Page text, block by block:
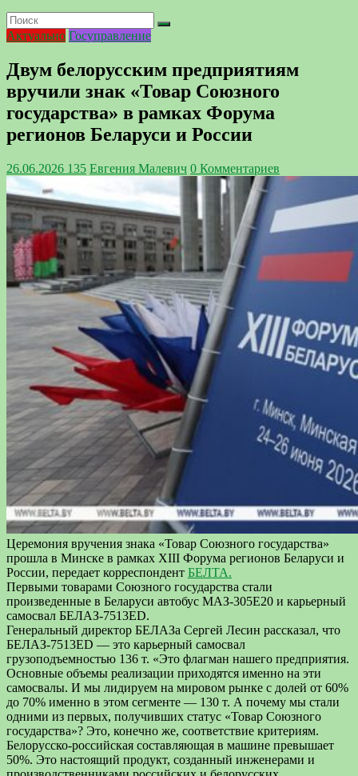
Актуально Госуправление
Двум белорусским предприятиям
вручили знак «Товар Союзного
государства» в рамках Форума
регионов Беларуси и России
26.06.2026 135 Евгения Малевич 0 Комментариев
Церемония вручения знака «Товар Союзного государства»
прошла в Минске в рамках XIII Форума регионов Беларуси и
России, передает корреспондент БЕЛТА.
Первыми товарами Союзного государства стали
произведенные в Беларуси автобус МАЗ-305Е20 и карьерный
самосвал БЕЛАЗ-7513ED.
Генеральный директор БЕЛАЗа Сергей Лесин рассказал, что
БЕЛАЗ-7513ED — это карьерный самосвал
грузоподъемностью 136 т. «Это флагман нашего предприятия.
Основные объемы реализации приходятся именно на эти
самосвалы. И мы лидируем на мировом рынке с долей от 60%
до 70% именно в этом сегменте — 130 т. А почему мы стали
одними из первых, получивших статус «Товар Союзного
государства»? Это, конечно же, соответствие критериям.
Белорусско-российская составляющая в машине превышает
50%. Это настоящий продукт, созданный инженерами и